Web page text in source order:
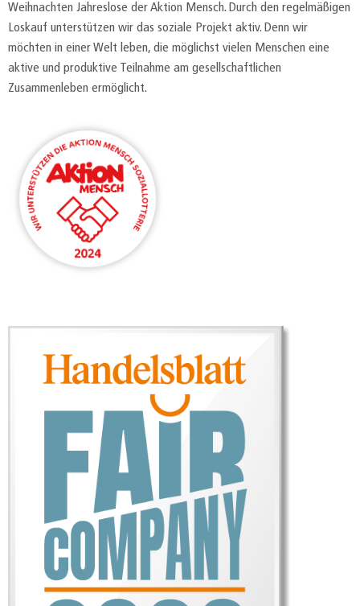
Weihnachten Jahreslose der Aktion Mensch. Durch den regelmäßigen
Loskauf unterstützen wir das soziale Projekt aktiv. Denn wir
möchten in einer Welt leben, die möglichst vielen Menschen eine
aktive und produktive Teilnahme am gesellschaftlichen
Zusammenleben ermöglicht.